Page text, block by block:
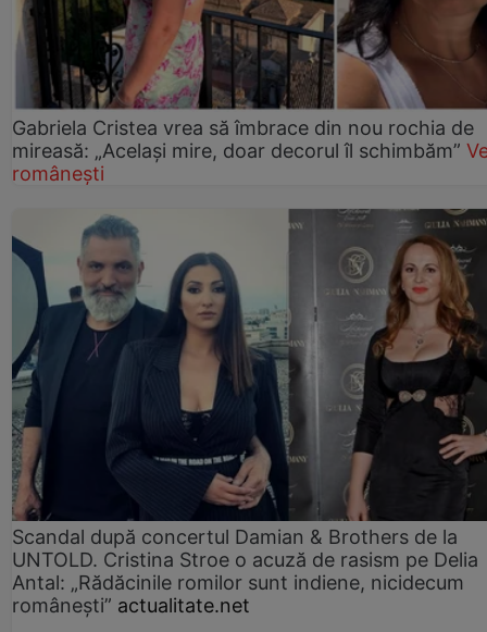
Gabriela Cristea vrea să îmbrace din nou rochia de
mireasă: „Același mire, doar decorul îl schimbăm”
românești
Scandal după concertul Damian & Brothers de la
UNTOLD. Cristina Stroe o acuză de rasism pe Delia
Antal: „Rădăcinile romilor sunt indiene, nicidecum
românești” actualitate.net